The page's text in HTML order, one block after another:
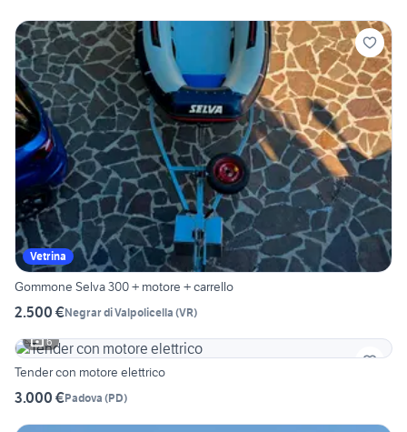
Vetrina
Gommone Selva 300 + motore + carrello
2.500 €Negrar di Valpolicella (VR)
6
Tender con motore elettrico
3.000 €Padova (PD)